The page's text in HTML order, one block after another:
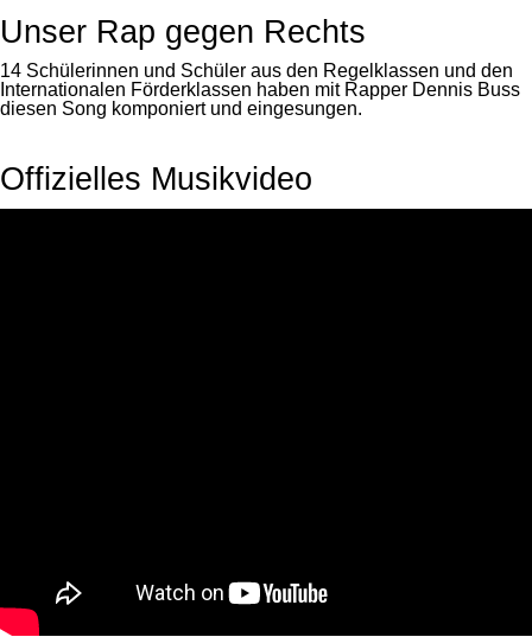
Unser Rap gegen Rechts
14 Schülerinnen und Schüler aus den Regelklassen und den
Internationalen Förderklassen haben mit Rapper Dennis Buss
diesen Song komponiert und eingesungen.
Offizielles Musikvideo